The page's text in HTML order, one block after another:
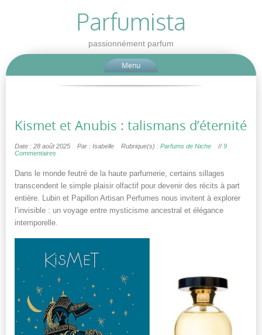
Parfumista
passionnément parfum
Menu
Kismet et Anubis : talismans d’éternité
Date : 28 août 2025 Par : Isabelle Rubrique(s) : Parfums de Niche //9
Commentaires
Dans le monde feutré de la haute parfumerie, certains sillages
transcendent le simple plaisir olfactif pour devenir des récits à part
entière. Lubin et Papillon Artisan Perfumes nous invitent à explorer
l’invisible : un voyage entre mysticisme ancestral et élégance
intemporelle.